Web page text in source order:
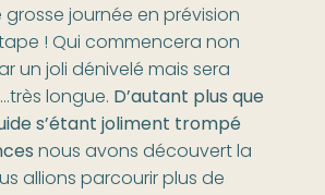
grosse journée en prévision
! Qui commencera non
un joli dénivelé mais sera
longue. D’autant plus que
s’étant joliment trompé
nous avons découvert la
allions parcourir plus de